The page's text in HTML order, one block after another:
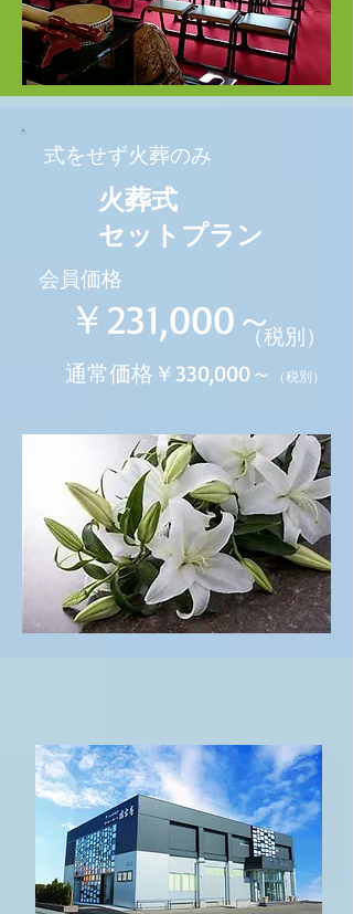
​式をせず火葬のみ
火葬式
セットプラン
会員価格
（税別）
￥231,000～
通常価格￥330,000～ （税別）